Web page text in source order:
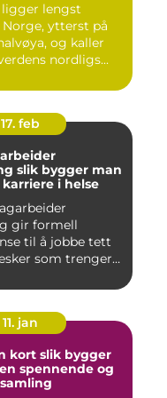
lengst
ytterst på
og kaller
nordligs...
17. feb
i helse
gir formell
til å jobbe tett
som trenger
11. jan
bygger
spennende og